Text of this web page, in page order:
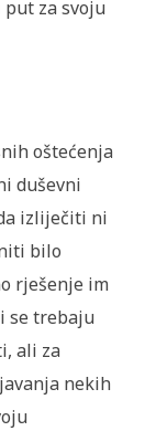
za svoju
oštećenja
duševni
izliječiti ni
bilo
rješenje im
se trebaju
ali za
nekih